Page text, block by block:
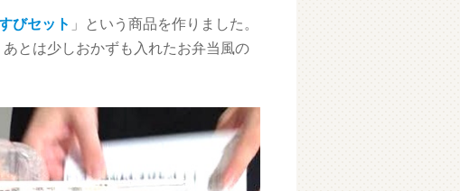
びセット 」という商品を作りました。
とは少しおかずも入れたお弁当風の